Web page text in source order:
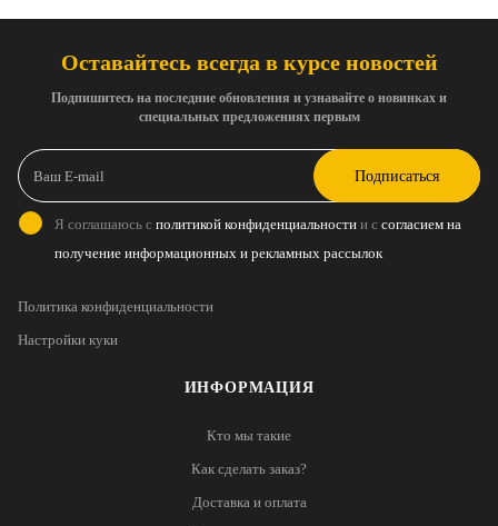
ИНФОРМАЦИЯ
Кто мы такие
Как сделать заказ?
Доставка и оплата
Оставайтесь всегда в курсе новостей
Подпишитесь на последние обновления и узнавайте о новинках и
специальных предложениях первым
Подписаться
Я соглашаюсь с политикой конфиденциальности и с согласием на
получение информационных и рекламных рассылок
Политика конфиденциальности
Настройки куки